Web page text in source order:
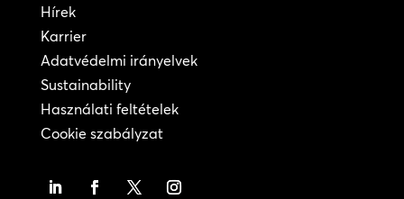
Hírek
Karrier
Adatvédelmi irányelvek
Sustainability
Használati feltételek
Cookie szabályzat